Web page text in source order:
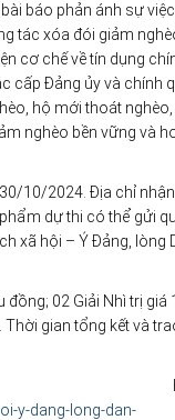
báo phản ánh sự
tác xóa đói giảm
cơ chế về tín dụng
cấp Đảng ủy và chính
hộ mới thoát nghèo,
nghèo bền vững và
10/2024. Địa chỉ
dự thi có thể gửi
xã hội – Ý Đảng, lòng
02 Giải Nhì trị giá
Thời gian tổng kết và
y-dang-long-dan-